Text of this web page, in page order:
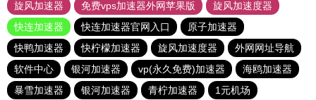
旋风加速器
免费vps加速器外网苹果版
旋风加速度器
快连加速器
快连加速器官网入口
原子加速器
快鸭加速器
快柠檬加速器 旋风加速度器
外网网址导航
软件中心
银河加速器 vp(永久免费)加速器
海鸥加速器
暴雪加速器
银河加速器 青柠加速器 1元机场